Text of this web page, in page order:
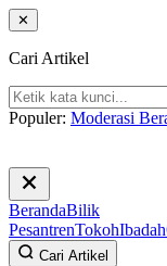
✕
Cari Artikel
Populer: Moderasi
BerandaBilik
PesantrenTokohIbadah
Cari Artikel